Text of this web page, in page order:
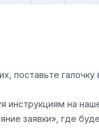
поставьте
инструкциям на
заявки», где